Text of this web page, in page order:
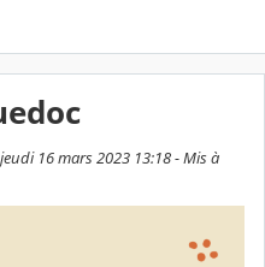
16 mars 2023 13:18 - Mis à